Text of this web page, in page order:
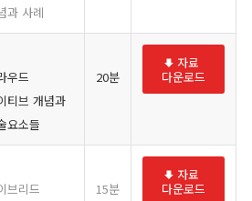
과 사례
우드
티브 개념과
요소들
20분
자료
다운로드
브리드
15분
자료
다운로드